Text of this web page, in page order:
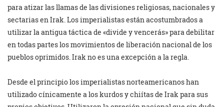
para atizar las llamas de las divisiones religiosas, nacionales y
sectarias en Irak. Los imperialistas están acostumbrados a
utilizar la antigua táctica de «divide y vencerás» para debilitar
en todas partes los movimientos de liberación nacional de los
pueblos oprimidos. Irak no es una excepción a la regla.
Desde el principio los imperialistas norteamericanos han
utilizado cínicamente a los kurdos y chiítas de Irak para sus